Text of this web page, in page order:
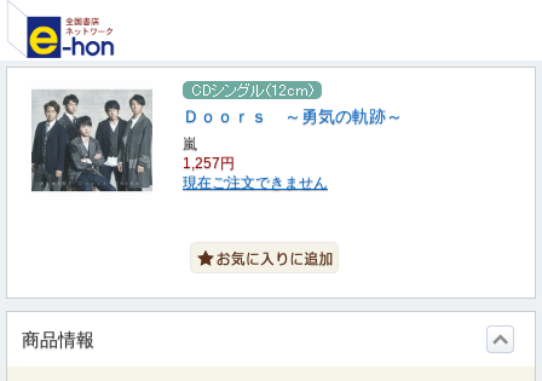
Ｄｏｏｒｓ ～勇気の軌跡～
嵐
1,257円
現在ご注文できません
商品情報